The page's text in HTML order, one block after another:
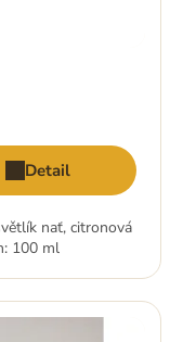
Detail
nať, citronová
100 ml